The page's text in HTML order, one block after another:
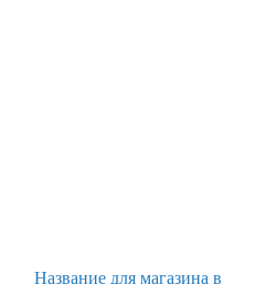
Название для магазина в